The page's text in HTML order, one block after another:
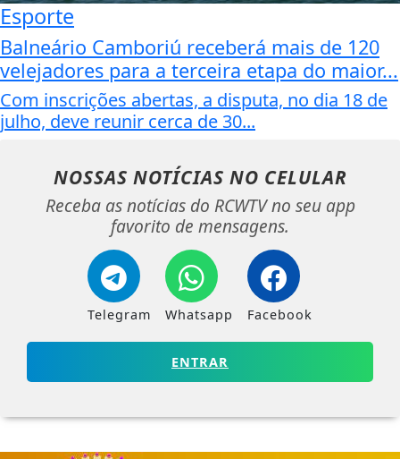
Esporte
Balneário Camboriú receberá mais de 120
velejadores para a terceira etapa do maior...
Com inscrições abertas, a disputa, no dia 18 de
julho, deve reunir cerca de 30...
NOSSAS NOTÍCIAS NO CELULAR
Receba as notícias do RCWTV no seu app
favorito de mensagens.
Telegram Whatsapp Facebook
ENTRAR